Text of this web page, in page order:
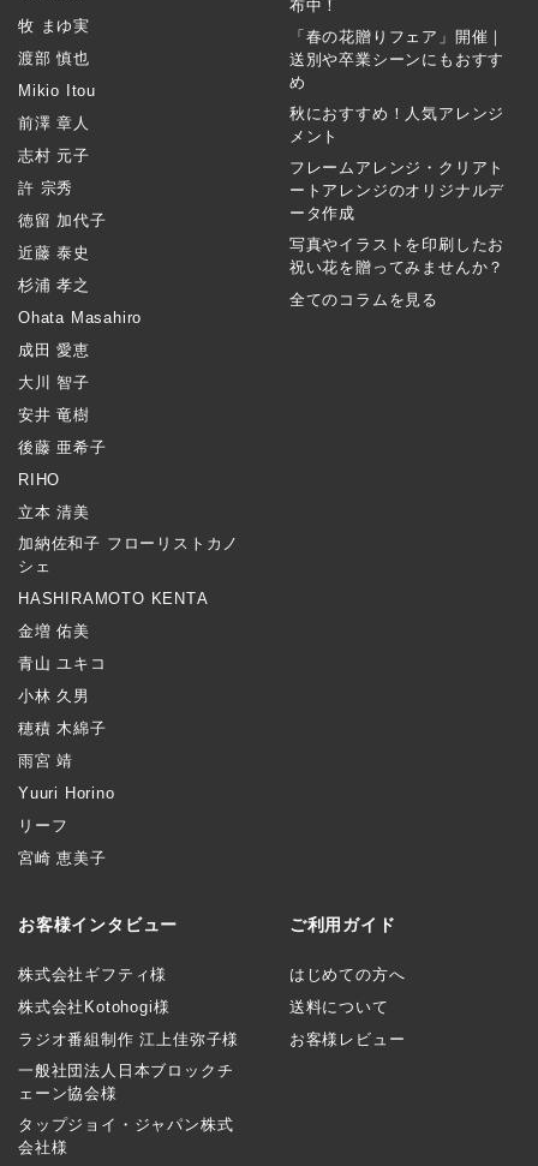
牧 まゆ実
渡部 慎也
Mikio Itou
前澤 章人
志村 元子
許 宗秀
徳留 加代子
近藤 泰史
杉浦 孝之
Ohata Masahiro
成田 愛恵
大川 智子
安井 竜樹
後藤 亜希子
RIHO
立本 清美
加納佐和子 フローリストカノ
シェ
HASHIRAMOTO KENTA
金増 佑美
青山 ユキコ
小林 久男
穂積 木綿子
雨宮 靖
Yuuri Horino
リーフ
宮崎 恵美子
布中！
「春の花贈りフェア」開催｜
送別や卒業シーンにもおすす
め
秋におすすめ！人気アレンジ
メント
フレームアレンジ・クリアト
ートアレンジのオリジナルデ
ータ作成
写真やイラストを印刷したお
祝い花を贈ってみませんか？
全てのコラムを見る
お客様インタビュー
株式会社ギフティ様
株式会社Kotohogi様
ラジオ番組制作 江上佳弥子様
一般社団法人日本ブロックチ
ェーン協会様
タップジョイ・ジャパン株式
会社様
ご利用ガイド
はじめての方へ
送料について
お客様レビュー